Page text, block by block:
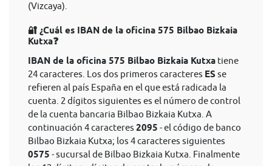
(Vizcaya).
🔐 ¿Cuál es IBAN de la oficina 575 Bilbao Bizkaia
Kutxa❓
IBAN de la oficina 575 Bilbao Bizkaia Kutxa tiene
24 caracteres. Los dos primeros caracteres ES se
refieren al país España en el que está radicada la
cuenta. 2 dígitos siguientes es el número de control
de la cuenta bancaria Bilbao Bizkaia Kutxa. A
continuación 4 caracteres 2095 - el código de banco
Bilbao Bizkaia Kutxa; los 4 caracteres siguientes
0575 - sucursal de Bilbao Bizkaia Kutxa. Finalmente